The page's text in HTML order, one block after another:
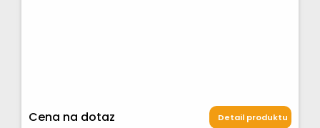
Cena na dotaz Detail produktu